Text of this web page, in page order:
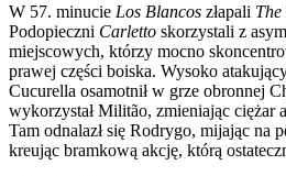
W 57. minucie Los Blancos złapali The
Podopieczni Carletto skorzystali z
miejscowych, którzy mocno
prawej części boiska. Wysoko
Cucurella osamotnił w grze obronnej
wykorzystał Militão, zmieniając
Tam odnalazł się Rodrygo, mijając na
kreując bramkową akcję, którą